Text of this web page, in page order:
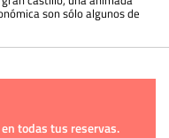
son sólo algunos de
en todas tus reservas.